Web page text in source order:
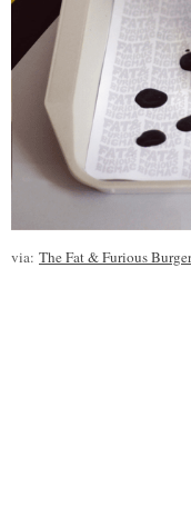
via: The Fat & Furious